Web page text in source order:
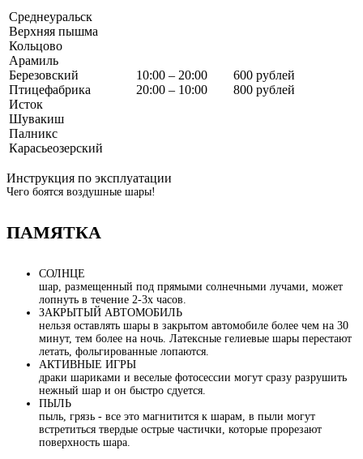
Среднеуральск
Верхняя пышма
Кольцово
Арамиль
Березовский
Птицефабрика
Исток
Шувакиш
Палникс
Карасьеозерский
10:00 – 20:00
20:00 – 10:00
600 рублей
800 рублей
Инструкция по эксплуатации
Чего боятся воздушные шары!
ПАМЯТКА
СОЛНЦЕ
шар, размещенный под прямыми солнечными лучами, может
лопнуть в течение 2-3х часов.
ЗАКРЫТЫЙ АВТОМОБИЛЬ
нельзя оставлять шары в закрытом автомобиле более чем на 30
минут, тем более на ночь. Латексные гелиевые шары перестают
летать, фольгированные лопаются.
АКТИВНЫЕ ИГРЫ
драки шариками и веселые фотосессии могут сразу разрушить
нежный шар и он быстро сдуется.
ПЫЛЬ
пыль, грязь - все это магнитится к шарам, в пыли могут
встретиться твердые острые частички, которые прорезают
поверхность шара.